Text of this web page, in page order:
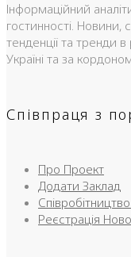
Інформаційний
гостинності. Новини,
тенденції та тренди
Україні та за
Співпраця з
Про Проект
Додати Заклад
Реєстрація